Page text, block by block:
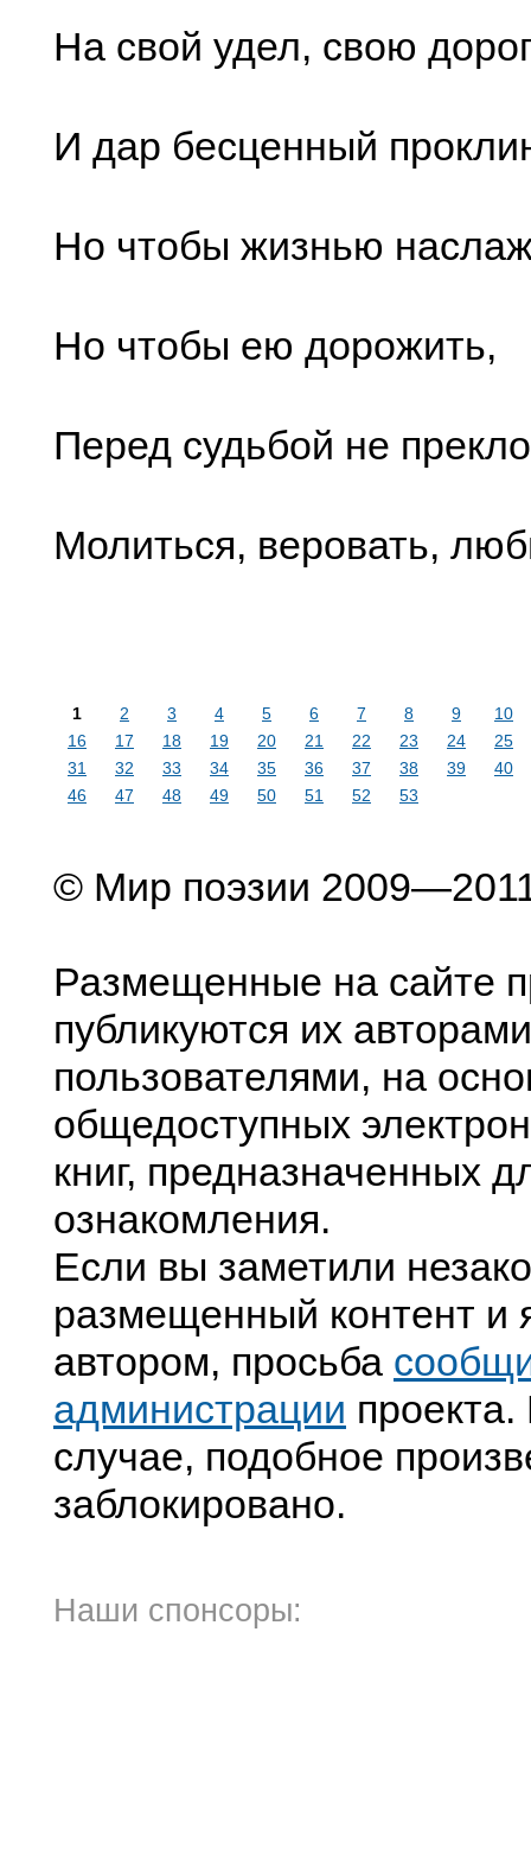
На свой удел, свою
И дар бесценный
Но чтобы жизнью
Но чтобы ею дорожить,
Перед судьбой не
Молиться, веровать,
1 2 3 4 5 6 7 8 9
10
16
17 18 19 20 21 22 23 24
25
31
32 33 34 35 36 37 38 39
40
46
47 48 49 50 51 52 53
© Мир поэзии
Размещенные на сайте
публикуются их
пользователями, на
общедоступных
книг, предназначенных
ознакомления.
Если вы заметили
размещенный контент и
автором, просьба
администрации
случае, подобное
заблокировано.
Наши спонсоры: